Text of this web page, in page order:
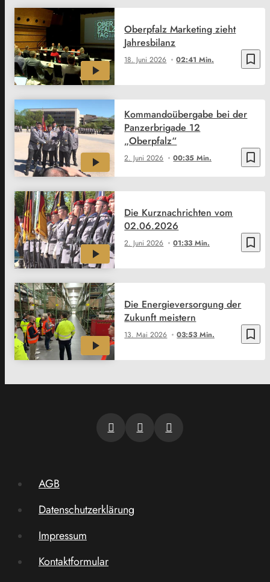
bookmark_border
18. Juni 2026 02:41 Min.
Oberpfalz Marketing zieht
Jahresbilanz
bookmark_border
2. Juni 2026 00:35 Min.
Kommandoübergabe bei der
Panzerbrigade 12
„Oberpfalz“
bookmark_border
2. Juni 2026 01:33 Min.
Die Kurznachrichten vom
02.06.2026
bookmark_border
13. Mai 2026 03:53 Min.
Die Energieversorgung der
Zukunft meistern
AGB
Datenschutzerklärung
Impressum
Kontaktformular